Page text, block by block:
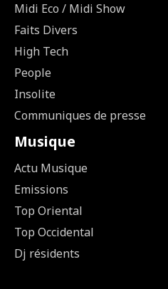
Midi Eco / Midi Show
Faits Divers
High Tech
People
Insolite
Communiques de presse
Musique
Actu Musique
Emissions
Top Oriental
Top Occidental
Dj résidents